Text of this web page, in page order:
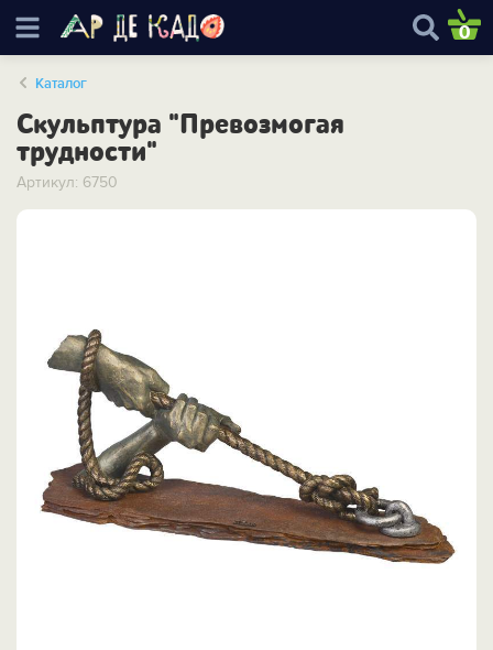
0
Каталог
Скульптура "Превозмогая
трудности"
Артикул: 6750